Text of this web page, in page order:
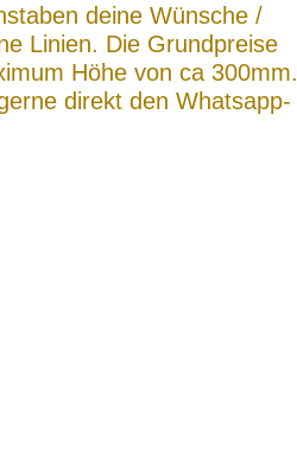
deine Wünsche /
Linien. Die Grundpreise
Höhe von ca 300mm.
direkt den Whatsapp-